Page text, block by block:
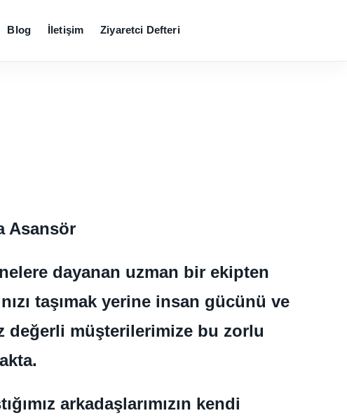
Blog İletişim Ziyaretci Defteri
Asansör
dayanan uzman bir ekipten
taşımak yerine insan gücünü ve
değerli müşterilerimize bu zorlu
arkadaşlarımızın kendi